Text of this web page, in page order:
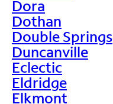
Dora
Dothan
Double Springs
Duncanville
Eclectic
Eldridge
Elkmont